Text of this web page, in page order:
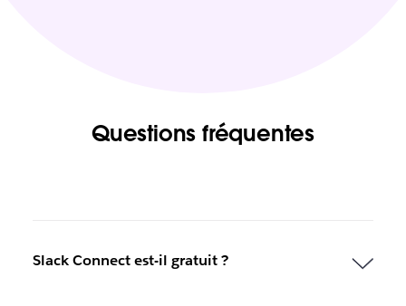
Questions fréquentes
Slack Connect est-il gratuit ?